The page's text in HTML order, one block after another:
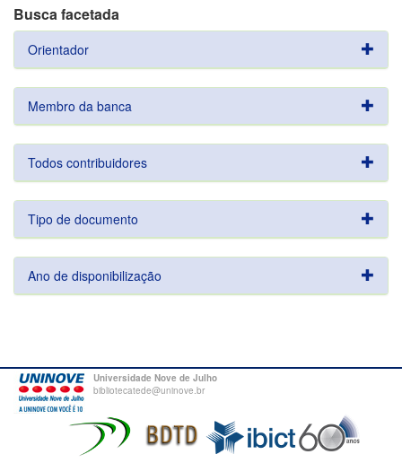
Busca facetada
Orientador
Membro da banca
Todos contribuidores
Tipo de documento
Ano de disponibilização
Universidade Nove de Julho
bibliotecatede@uninove.br